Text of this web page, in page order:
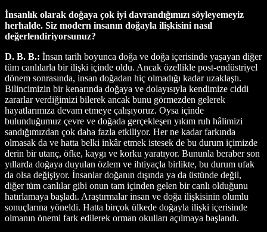
İnsanlık olarak doğaya çok iyi davrandığımızı söyleyemeyiz
herhalde. Siz modern insanın doğayla ilişkisini nasıl
değerlendiriyorsunuz?
D. B. B.: İnsan tarih boyunca doğa ve doğa içerisinde yaşayan diğer
tüm canlılarla bir ilişki içinde oldu. Ancak özellikle post-endüstriyel
dönem sonrasında, insan doğadan hiç olmadığı kadar uzaklaştı.
Bilincimizin bir kenarında doğaya ve dolayısıyla kendimize ciddi
zararlar verdiğimizi bilerek ancak bunu görmezden gelerek
hayatlarımıza devam etmeye çalışıyoruz. Oysa içinde
bulunduğumuz çevre ve doğada gerçekleşen yıkım ruh hâlimizi
sandığımızdan çok daha fazla etkiliyor. Her ne kadar farkında
olmasak da ve hatta belki inkâr etmek istesek de bu durum içimizde
derin bir utanç, öfke, kaygı ve korku yaratıyor. Bununla beraber son
yıllarda doğaya duyulan özlem ve ihtiyaçla birlikte, bu durum ufak
da olsa değişiyor. İnsanlar doğanın dışında ya da üstünde değil,
diğer tüm canlılar gibi onun tam içinden gelen bir canlı olduğunu
hatırlamaya başladı. Araştırmalar insan ve doğa ilişkisinin olumlu
sonuçlarına yöneldi. Hatta birçok ülkede doğayla ilişki içerisinde
olmanın önemi fark edilerek orman okulları açılmaya başlandı.